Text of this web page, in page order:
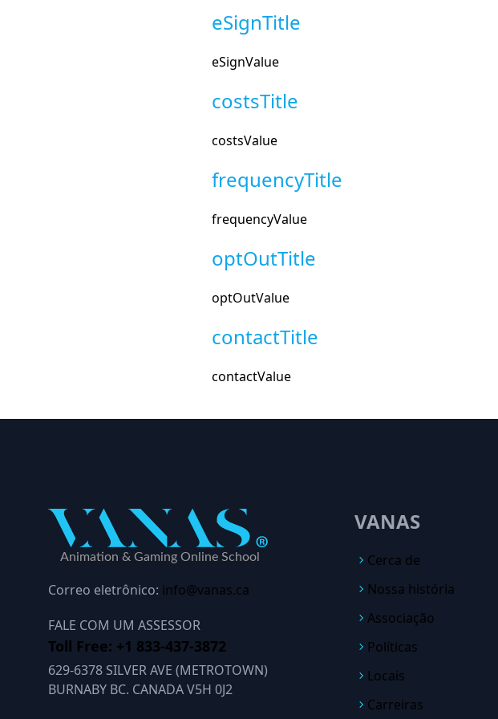
eSignTitle
eSignValue
costsTitle
costsValue
frequencyTitle
frequencyValue
optOutTitle
optOutValue
contactTitle
contactValue
Correo eletrônico: info@vanas.ca
FALE COM UM ASSESSOR
Toll Free: +1 833-437-3872
629-6378 SILVER AVE (METROTOWN)
BURNABY BC. CANADA V5H 0J2
VANAS
Cerca de
Nossa história
Associação
Políticas
Locais
Carreiras